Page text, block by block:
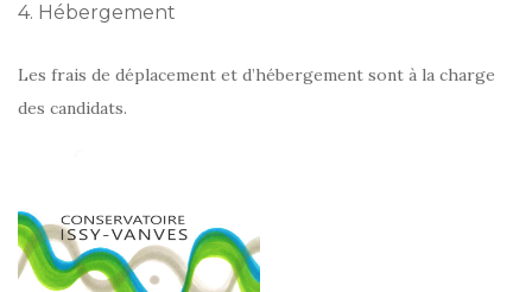
4. Hébergement
Les frais de déplacement et d’hébergement sont à la charge
des candidats.